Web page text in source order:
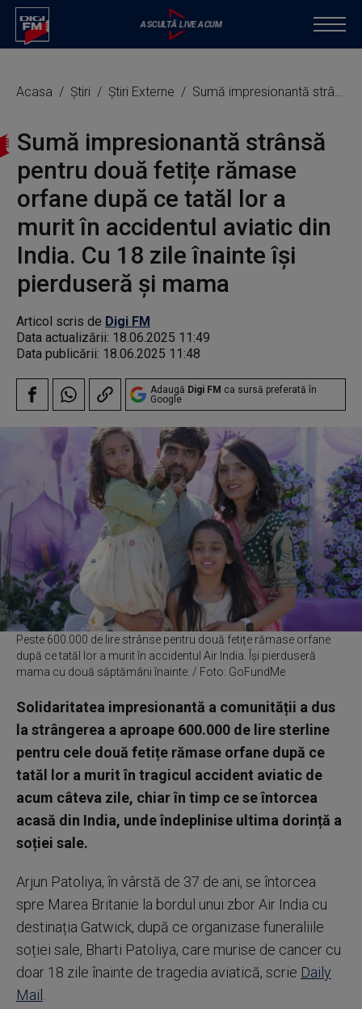
Acasa Știri Știri Externe Sumă impresionantă strânsă pentru două fetițe rămase orfane după ce tatăl lor a murit în accidentul aviatic din India. Cu 18 zile înainte își pierduseră și mama
Sumă impresionantă strânsă
pentru două fetițe rămase
orfane după ce tatăl lor a
murit în accidentul aviatic din
India. Cu 18 zile înainte își
pierduseră și mama
Articol scris de Digi FM
Data actualizării: 18.06.2025 11:49
Data publicării: 18.06.2025 11:48
Adaugă Digi FM ca sursă preferată în
Google
Peste 600.000 de lire strânse pentru două fetițe rămase orfane
după ce tatăl lor a murit în accidentul Air India. Își pierduseră
mama cu două săptămâni înainte. / Foto: GoFundMe
Solidaritatea impresionantă a comunității a dus
la strângerea a aproape 600.000 de lire sterline
pentru cele două fetițe rămase orfane după ce
tatăl lor a murit în tragicul accident aviatic de
acum câteva zile, chiar în timp ce se întorcea
acasă din India, unde îndeplinise ultima dorință a
soției sale.
Arjun Patoliya, în vârstă de 37 de ani, se întorcea
spre Marea Britanie la bordul unui zbor Air India cu
destinația Gatwick, după ce organizase funeraliile
soției sale, Bharti Patoliya, care murise de cancer cu
doar 18 zile înainte de tragedia aviatică, scrie Daily
Mail